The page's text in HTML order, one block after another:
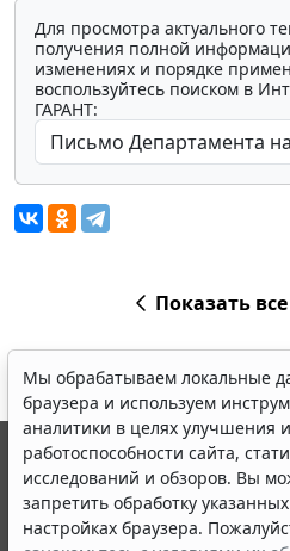
Для просмотра актуального
получения полной
изменениях и порядке
воспользуйтесь поиском в
ГАРАНТ:
Показать
Мы обрабатываем локальные
браузера и используем
аналитики в целях улучшения
работоспособности сайта,
исследований и обзоров. Вы
запретить обработку
настройках браузера.
© ООО "НПП "ГАРАНТ-СЕРВИС",
выпускается с 1990 года.
являются участниками